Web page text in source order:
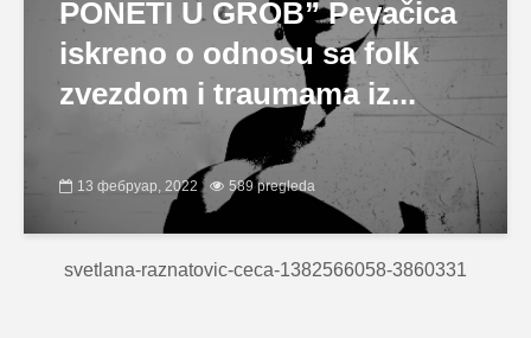
PONETI U GROB” Pevačica
iskreno o odnosu sa folk
zvezdom i traumama iz...
13 фебруар, 2022 589 pregleda
svetlana-raznatovic-ceca-1382566058-3860331